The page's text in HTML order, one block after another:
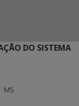
DO SISTEMA
MS